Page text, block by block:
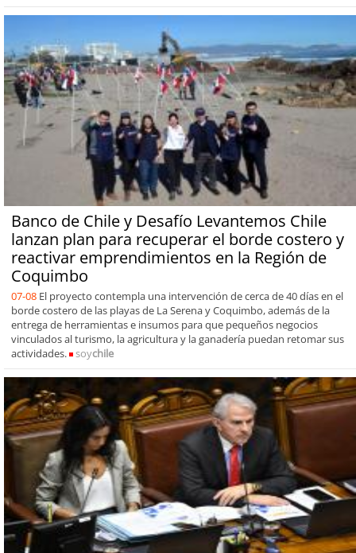
Banco de Chile y Desafío Levantemos Chile
lanzan plan para recuperar el borde costero y
reactivar emprendimientos en la Región de
Coquimbo
07-08 El proyecto contempla una intervención de cerca de 40 días en el
borde costero de las playas de La Serena y Coquimbo, además de la
entrega de herramientas e insumos para que pequeños negocios
vinculados al turismo, la agricultura y la ganadería puedan retomar sus
actividades.
soychile